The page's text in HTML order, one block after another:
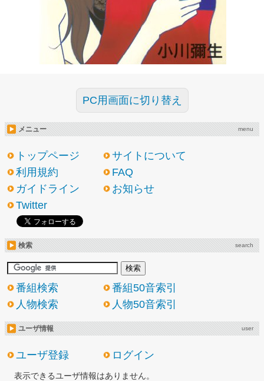
PC用画面に切り替え
メニュー menu
トップページ
サイトについて
利用規約
FAQ
ガイドライン
お知らせ
Twitter
検索 search
番組検索
番組50音索引
人物検索
人物50音索引
ユーザ情報 user
ユーザ登録 ログイン
表示できるユーザ情報はありません。